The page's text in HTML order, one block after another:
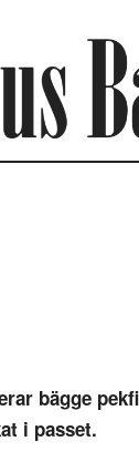
bägge
i passet.